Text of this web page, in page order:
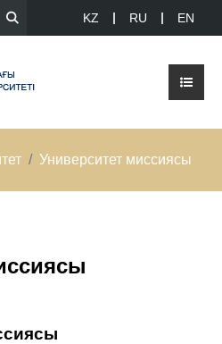
KZ RU EN
Университет миссиясы